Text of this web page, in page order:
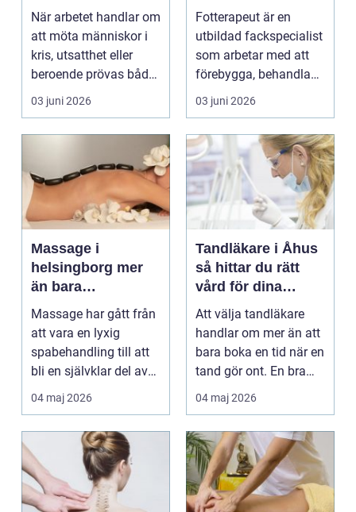
hållbart arbete
med människor
När arbetet handlar om
att möta människor i
kris, utsatthet eller
beroende prövas både
yrkesrollen o...
03 juni 2026
starkare fötter
Fotterapeut är en
utbildad fackspecialist
som arbetar med att
förebygga, behandla
och lindra problem...
03 juni 2026
Massage i
helsingborg mer
än bara
avkoppling
Massage har gått från
att vara en lyxig
spabehandling till att
bli en självklar del av
mångas vardag...
04 maj 2026
Tandläkare i Åhus
så hittar du rätt
vård för dina
tänder
Att välja tandläkare
handlar om mer än att
bara boka en tid när en
tand gör ont. En bra
tandvårdskli...
04 maj 2026